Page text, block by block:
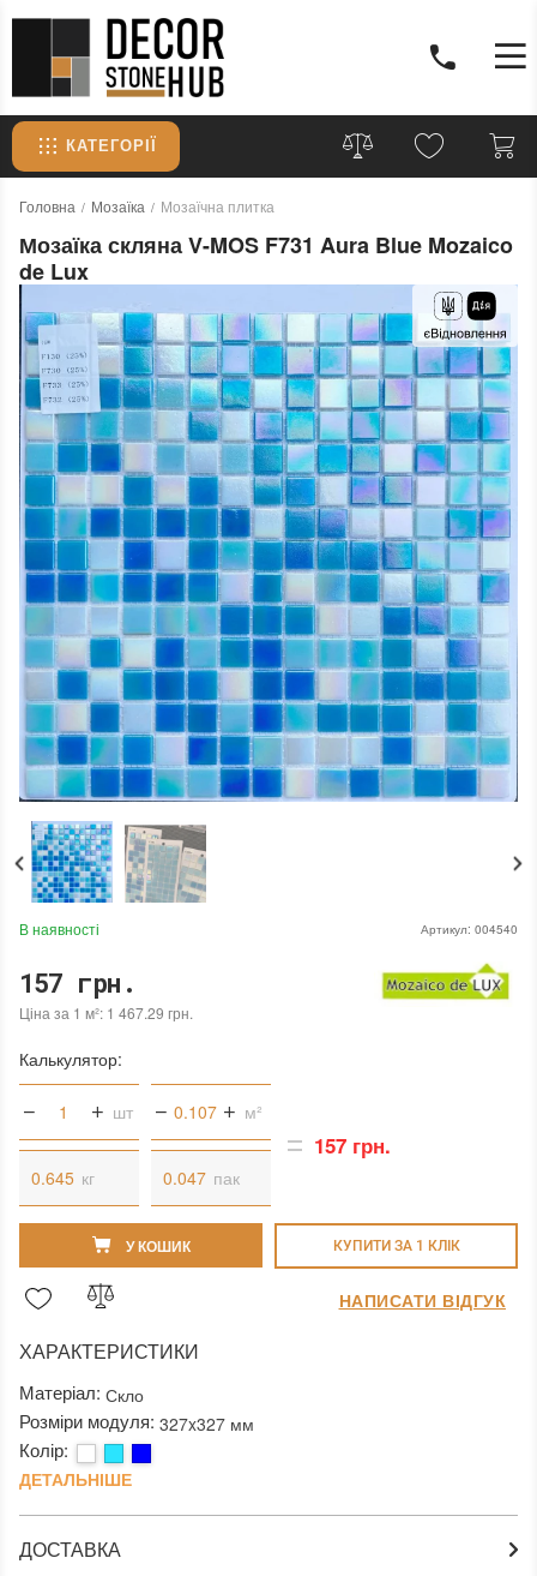
КАТЕГОРІЇ
Головна Мозаїка Мозаїчна плитка
Мозаїка скляна V-MOS F731 Aura Blue Mozaico
de Lux
Артикул: 004540
В наявності
157 грн.
Ціна за 1 м²: 1 467.29 грн.
Калькулятор:
шт м²
кг пак
157 грн.
У КОШИК КУПИТИ ЗА 1 КЛIК
ХАРАКТЕРИСТИКИ
Матеріал: Скло
Розміри модуля: 327x327 мм
Колір:
ДЕТАЛЬНІШЕ
ДОСТАВКА
НАПИСАТИ ВІДГУК